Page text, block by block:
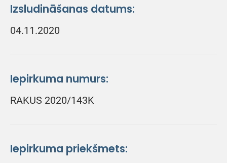
Izsludināšanas datums:
04.11.2020
Iepirkuma numurs:
RAKUS 2020/143K
Iepirkuma priekšmets: